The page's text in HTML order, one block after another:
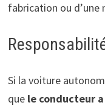
fabrication ou d’une
Si la voiture
que le conducteur